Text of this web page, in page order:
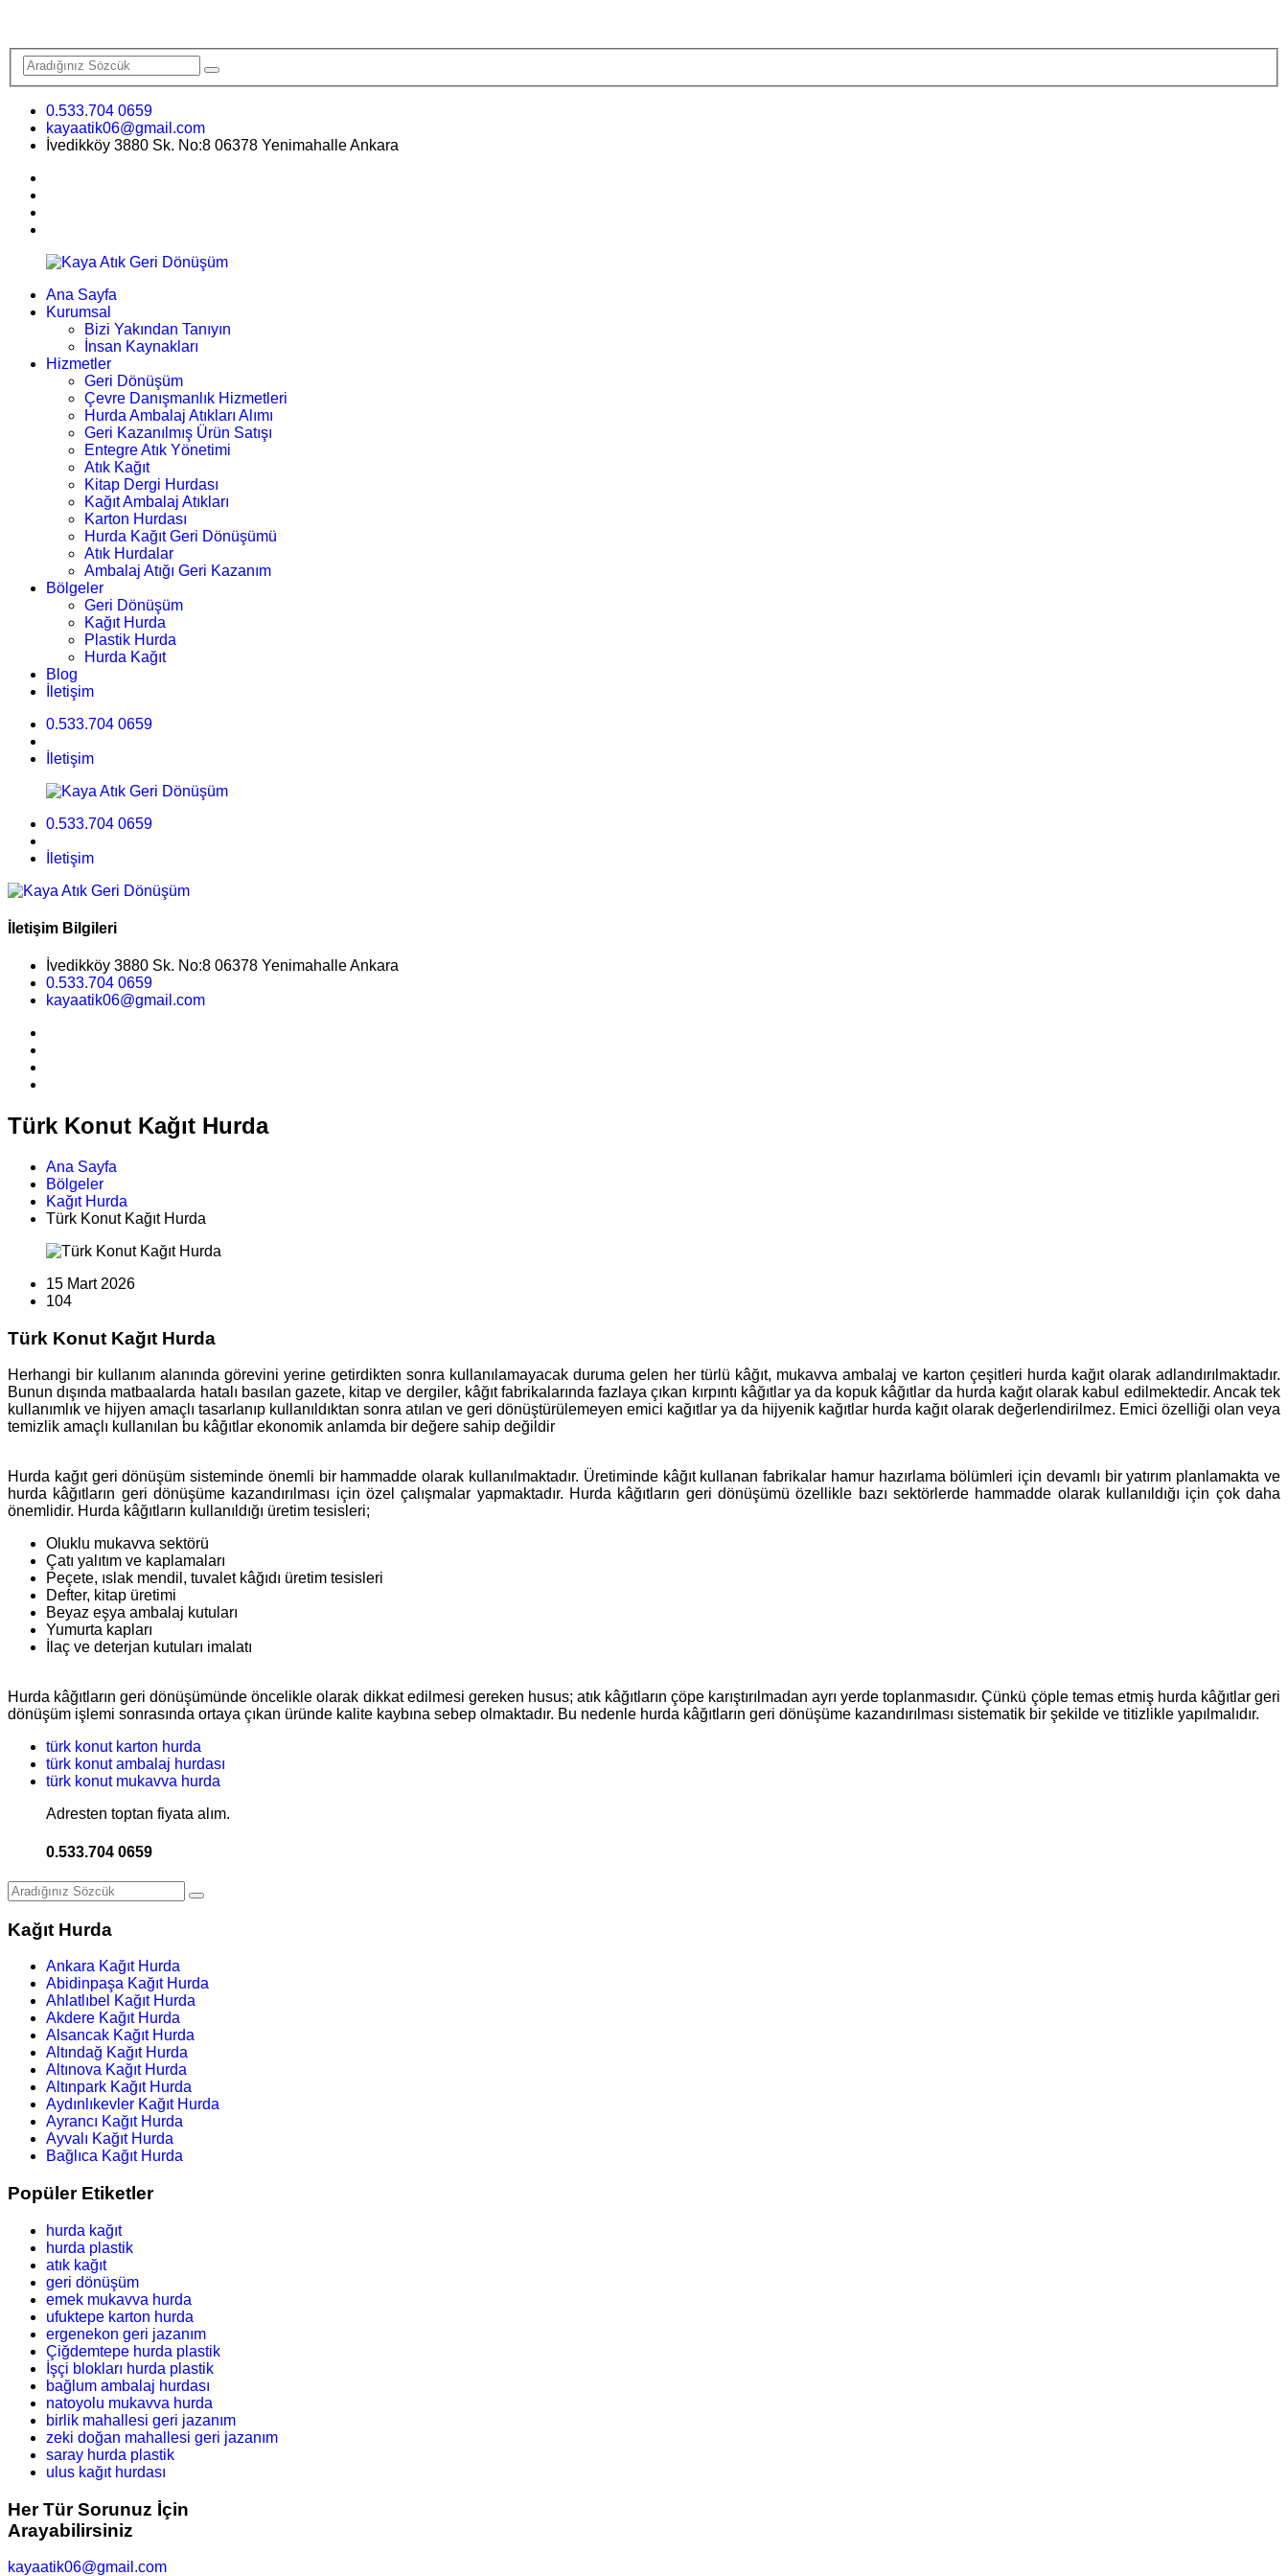
0.533.704 0659
kayaatik06@gmail.com
İvedikköy 3880 Sk. No:8 06378 Yenimahalle Ankara
Ana Sayfa
Kurumsal
Bizi Yakından Tanıyın
İnsan Kaynakları
Hizmetler
Geri Dönüşüm
Çevre Danışmanlık Hizmetleri
Hurda Ambalaj Atıkları Alımı
Geri Kazanılmış Ürün Satışı
Entegre Atık Yönetimi
Atık Kağıt
Kitap Dergi Hurdası
Kağıt Ambalaj Atıkları
Karton Hurdası
Hurda Kağıt Geri Dönüşümü
Atık Hurdalar
Ambalaj Atığı Geri Kazanım
Bölgeler
Geri Dönüşüm
Kağıt Hurda
Plastik Hurda
Hurda Kağıt
Blog
İletişim
0.533.704 0659
İletişim
0.533.704 0659
İletişim
İletişim Bilgileri
İvedikköy 3880 Sk. No:8 06378 Yenimahalle Ankara
0.533.704 0659
kayaatik06@gmail.com
Türk Konut Kağıt Hurda
Ana Sayfa
Bölgeler
Kağıt Hurda
Türk Konut Kağıt Hurda
15 Mart 2026
104
Türk Konut Kağıt Hurda
Herhangi bir kullanım alanında görevini yerine getirdikten sonra kullanılamayacak duruma gelen her türlü kâğıt, mukavva ambalaj ve karton çeşitleri hurda kağıt olarak adlandırılmaktadır.
Bunun dışında matbaalarda hatalı basılan gazete, kitap ve dergiler, kâğıt fabrikalarında fazlaya çıkan kırpıntı kâğıtlar ya da kopuk kâğıtlar da hurda kağıt olarak kabul edilmektedir. Ancak tek
kullanımlık ve hijyen amaçlı tasarlanıp kullanıldıktan sonra atılan ve geri dönüştürülemeyen emici kağıtlar ya da hijyenik kağıtlar hurda kağıt olarak değerlendirilmez. Emici özelliği olan veya
temizlik amaçlı kullanılan bu kâğıtlar ekonomik anlamda bir değere sahip değildir
Hurda kağıt geri dönüşüm sisteminde önemli bir hammadde olarak kullanılmaktadır. Üretiminde kâğıt kullanan fabrikalar hamur hazırlama bölümleri için devamlı bir yatırım planlamakta ve
hurda kâğıtların geri dönüşüme kazandırılması için özel çalışmalar yapmaktadır. Hurda kâğıtların geri dönüşümü özellikle bazı sektörlerde hammadde olarak kullanıldığı için çok daha
önemlidir. Hurda kâğıtların kullanıldığı üretim tesisleri;
Oluklu mukavva sektörü
Çatı yalıtım ve kaplamaları
Peçete, ıslak mendil, tuvalet kâğıdı üretim tesisleri
Defter, kitap üretimi
Beyaz eşya ambalaj kutuları
Yumurta kapları
İlaç ve deterjan kutuları imalatı
Hurda kâğıtların geri dönüşümünde öncelikle olarak dikkat edilmesi gereken husus; atık kâğıtların çöpe karıştırılmadan ayrı yerde toplanmasıdır. Çünkü çöple temas etmiş hurda kâğıtlar geri
dönüşüm işlemi sonrasında ortaya çıkan üründe kalite kaybına sebep olmaktadır. Bu nedenle hurda kâğıtların geri dönüşüme kazandırılması sistematik bir şekilde ve titizlikle yapılmalıdır.
türk konut karton hurda
türk konut ambalaj hurdası
türk konut mukavva hurda
Adresten toptan fiyata alım.
0.533.704 0659
Kağıt Hurda
Ankara Kağıt Hurda
Abidinpaşa Kağıt Hurda
Ahlatlıbel Kağıt Hurda
Akdere Kağıt Hurda
Alsancak Kağıt Hurda
Altındağ Kağıt Hurda
Altınova Kağıt Hurda
Altınpark Kağıt Hurda
Aydınlıkevler Kağıt Hurda
Ayrancı Kağıt Hurda
Ayvalı Kağıt Hurda
Bağlıca Kağıt Hurda
Popüler Etiketler
hurda kağıt
hurda plastik
atık kağıt
geri dönüşüm
emek mukavva hurda
ufuktepe karton hurda
ergenekon geri jazanım
Çiğdemtepe hurda plastik
İşçi blokları hurda plastik
bağlum ambalaj hurdası
natoyolu mukavva hurda
birlik mahallesi geri jazanım
zeki doğan mahallesi geri jazanım
saray hurda plastik
ulus kağıt hurdası
Her Tür Sorunuz İçin
Arayabilirsiniz
kayaatik06@gmail.com